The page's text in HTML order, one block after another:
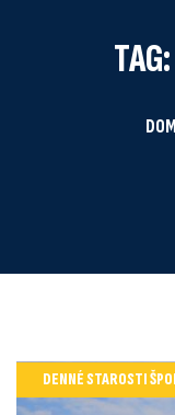
DENNÉ STAROSTI